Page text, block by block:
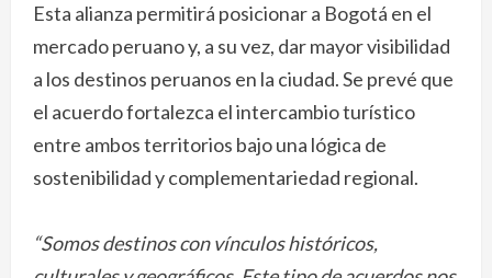
Esta alianza permitirá posicionar a Bogotá en el
mercado peruano y, a su vez, dar mayor visibilidad
a los destinos peruanos en la ciudad. Se prevé que
el acuerdo fortalezca el intercambio turístico
entre ambos territorios bajo una lógica de
sostenibilidad y complementariedad regional.
“Somos destinos con vínculos históricos,